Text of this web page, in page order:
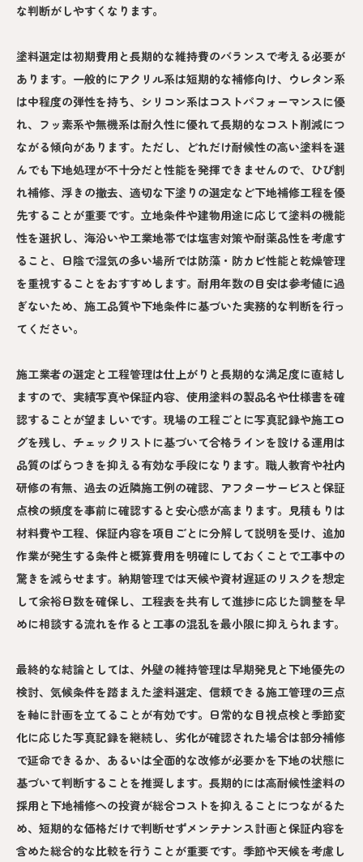
な判断がしやすくなります。
塗料選定は初期費用と長期的な維持費のバランスで考える必要が
あります。一般的にアクリル系は短期的な補修向け、ウレタン系
は中程度の弾性を持ち、シリコン系はコストパフォーマンスに優
れ、フッ素系や無機系は耐久性に優れて長期的なコスト削減につ
ながる傾向があります。ただし、どれだけ耐候性の高い塗料を選
んでも下地処理が不十分だと性能を発揮できませんので、ひび割
れ補修、浮きの撤去、適切な下塗りの選定など下地補修工程を優
先することが重要です。立地条件や建物用途に応じて塗料の機能
性を選択し、海沿いや工業地帯では塩害対策や耐薬品性を考慮す
ること、日陰で湿気の多い場所では防藻・防カビ性能と乾燥管理
を重視することをおすすめします。耐用年数の目安は参考値に過
ぎないため、施工品質や下地条件に基づいた実務的な判断を行っ
てください。
施工業者の選定と工程管理は仕上がりと長期的な満足度に直結し
ますので、実績写真や保証内容、使用塗料の製品名や仕様書を確
認することが望ましいです。現場の工程ごとに写真記録や施工ロ
グを残し、チェックリストに基づいて合格ラインを設ける運用は
品質のばらつきを抑える有効な手段になります。職人教育や社内
研修の有無、過去の近隣施工例の確認、アフターサービスと保証
点検の頻度を事前に確認すると安心感が高まります。見積もりは
材料費や工程、保証内容を項目ごとに分解して説明を受け、追加
作業が発生する条件と概算費用を明確にしておくことで工事中の
驚きを減らせます。納期管理では天候や資材遅延のリスクを想定
して余裕日数を確保し、工程表を共有して進捗に応じた調整を早
めに相談する流れを作ると工事の混乱を最小限に抑えられます。
最終的な結論としては、外壁の維持管理は早期発見と下地優先の
検討、気候条件を踏まえた塗料選定、信頼できる施工管理の三点
を軸に計画を立てることが有効です。日常的な目視点検と季節変
化に応じた写真記録を継続し、劣化が確認された場合は部分補修
で延命できるか、あるいは全面的な改修が必要かを下地の状態に
基づいて判断することを推奨します。長期的には高耐候性塗料の
採用と下地補修への投資が総合コストを抑えることにつながるた
め、短期的な価格だけで判断せずメンテナンス計画と保証内容を
含めた総合的な比較を行うことが重要です。季節や天候を考慮し